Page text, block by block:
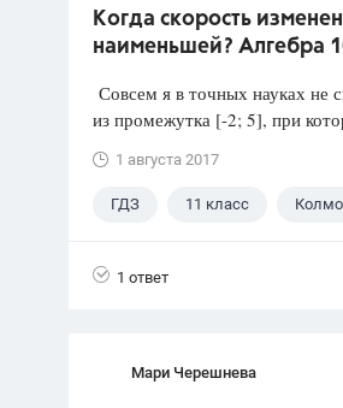
Когда скорость
наименьшей? Алгебра
Совсем я в точных науках не
из промежутка [-2; 5], при
1 августа 2017
ГДЗ 11 класс
1 ответ
Мари Черешнева